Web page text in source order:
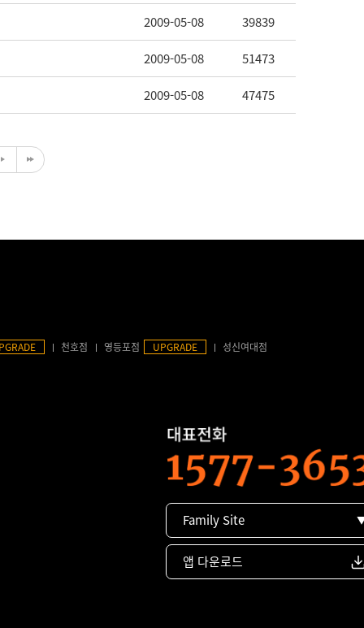
2009-05-08 39839
2009-05-08 51473
2009-05-08 47475
천호점 영등포점 UPGRADE 성신여대점
Family Site
앱 다운로드